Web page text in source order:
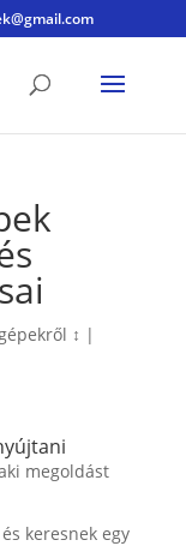
↕ |
megoldást
keresnek egy